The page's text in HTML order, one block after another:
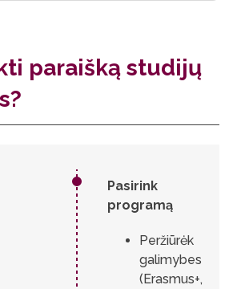
paraišką studijų
Pasirink
programą
Peržiūrėk
galimybes
(Erasmus+,